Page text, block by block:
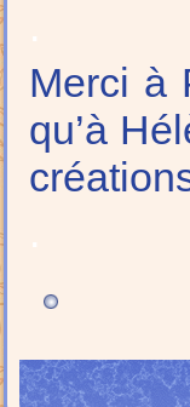
Merci à
qu’à